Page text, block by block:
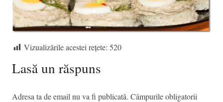
Vizualizările acestei rețete: 520
Lasă un răspuns
Adresa ta de email nu va fi publicată. Câmpurile obligatorii